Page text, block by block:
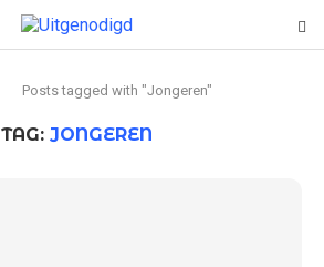
Posts tagged with "Jongeren"
TAG: JONGEREN